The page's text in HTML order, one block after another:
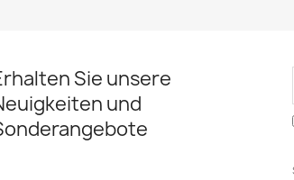
Sie unsere
und